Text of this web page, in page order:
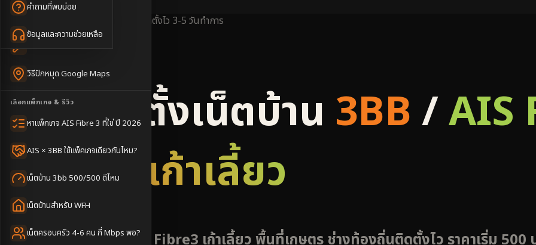
เน็ตบ้าน + บริการเสริม
เน็ตบ้านแรงทุกชั้น
เทคนิคขอคิวช่างได้ไว
วิธีปักหมุด Google Maps
เลือกแพ็กเกจ & รีวิว
หาแพ็กเกจ AIS Fibre 3 ที่ใช่ ปี 2026
AIS × 3BB ใช้แพ็คเกจเดียวกันไหม?
เน็ตบ้าน 3bb 500/500 ดีไหม
เน็ตบ้านสำหรับ WFH
เน็ตครอบครัว 4-6 คน กี่ Mbps พอ?
คำถามที่พบบ่อย
ข้อมูลและความช่วยเหลือ
ติดตั้งไว 3-5 วันทำการ
3BB & AIS Fibre
รับติดตั้งเน็ตบ้าน 3BB/AIS
อำเภอเก้าเลี้ยว
เน็ตบ้าน AIS 3BB Fibre3 เก้าเลี้ยว พื้นที่เกษตร ช่างท้องถิ่นติดตั้งไว ราคาเริ่ม 500